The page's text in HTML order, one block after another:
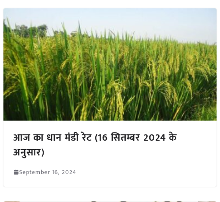
आज का धान मंडी रेट (16 सितम्बर 2024 के
अनुसार)
September 16, 2024